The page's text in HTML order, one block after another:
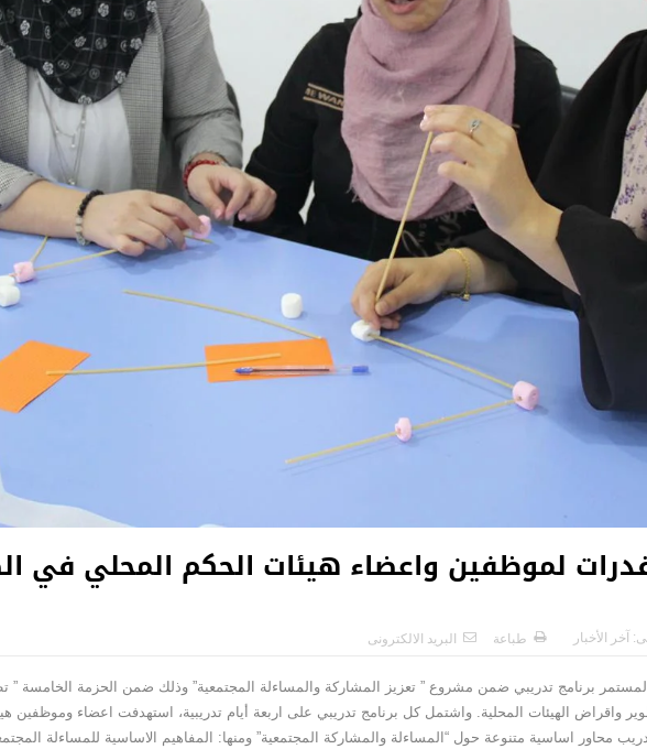
لموظفين واعضاء هيئات الحكم المحلي في
آخر الأخبار طباعة البريد الالكترونى
المستمر برنامج تدريبي ضمن مشروع ” تعزيز المشاركة والمساءلة المجتمعية” وذلك ضمن الحزمة الخامسة
واقراض الهيئات المحلية. واشتمل كل برنامج تدريبي على اربعة أيام تدريبية، استهدفت اعضاء وموظفين
التدريب محاور اساسية متنوعة حول “المساءلة والمشاركة المجتمعية” ومنها: المفاهيم الاساسية للمساءلة